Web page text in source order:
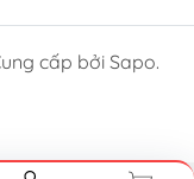
cấp bởi Sapo.